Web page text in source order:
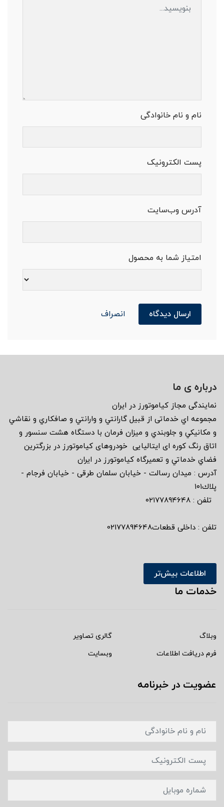
نام و نام خانوادگی
پست الکترونیک
آدرس وب‌سایت
امتیاز شما به محصول
ارسال دیدگاه انصراف
درباره ی ما
نمايندگى مجاز كياموتورز در ايران
مجموعه اي خدماتى از قبيل گارانتي و وارانتي و صافكاري و نقاشي
و مكانيكي و جلوبندي و ميزان فرمان با دستگاه هشت سنسور و
اتاق رنگ كوره اى ايتاليايى خودروهاى كياموتورز در بزرگترين
فضاي خدماتي و تعميرگاه كياموتورز در ايران
آدرس : ميدان رسالت - خيابان سلمان طرقى - خيابان فرجام -
پلاك١٠١
تلفن : ٠٢١٧٧٨٩٤٦٤٨
تلفن : داخلی قطعات02177894648
اطلاعات بیش‌تر
خدمات ما
وبلاگ
گالری تصاویر
فرم دریافت اطلاعات
وبسایت
عضویت در خبرنامه